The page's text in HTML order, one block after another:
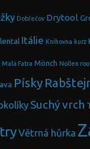
Dobřečov Drytool
Itálie Knihovna kurz
Malá Fatra Mönch Nollen
Písky
Suchý vrch
Větrná hůrka